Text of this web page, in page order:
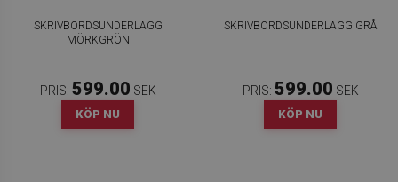
SKRIVBORDSUNDERLÄGG
MÖRKGRÖN
PRIS: 599.00 SEK
KÖP NU
SKRIVBORDSUNDERLÄGG GRÅ
PRIS: 599.00 SEK
KÖP NU